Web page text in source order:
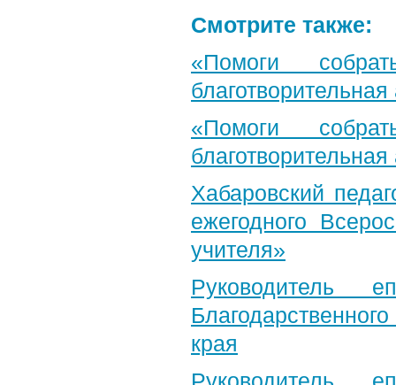
Смотрите также:
«Помоги
«Помоги
Хабаровский
ежегодного
учителя»
Руководитель
края